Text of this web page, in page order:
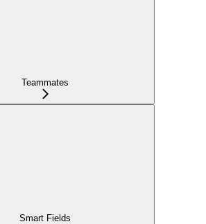
Teammates
Smart Fields